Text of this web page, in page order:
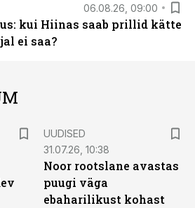
06.08.26, 09:00
kui Hiinas saab prillid kätte
ei saa?
UUDISED
31.07.26, 10:38
Noor rootslane avastas
puugi väga
ebaharilikust kohast